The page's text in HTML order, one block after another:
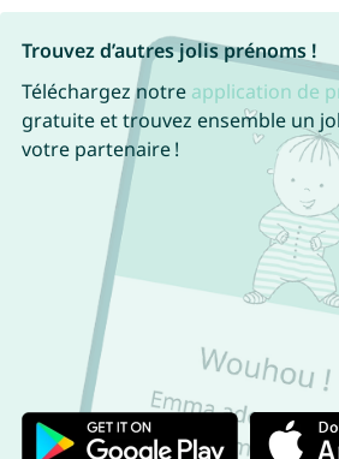
Trouvez d’autres jolis prénoms !
Téléchargez notre application de
gratuite et trouvez ensemble un
votre partenaire !